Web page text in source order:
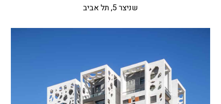
שניצר 5, תל אביב